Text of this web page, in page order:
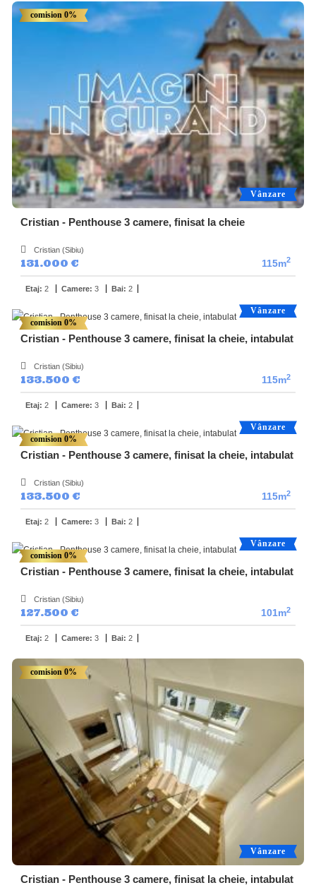
Vânzare
comision 0%
Cristian - Penthouse 3 camere, finisat la cheie
Cristian (Sibiu)
131.000 € 115m2
Etaj: 2 Camere: 3 Bai: 2
Vânzare
comision 0%
Cristian - Penthouse 3 camere, finisat la cheie, intabulat
Cristian (Sibiu)
133.500 € 115m2
Etaj: 2 Camere: 3 Bai: 2
Vânzare
comision 0%
Cristian - Penthouse 3 camere, finisat la cheie, intabulat
Cristian (Sibiu)
133.500 € 115m2
Etaj: 2 Camere: 3 Bai: 2
Vânzare
comision 0%
Cristian - Penthouse 3 camere, finisat la cheie, intabulat
Cristian (Sibiu)
127.500 € 101m2
Etaj: 2 Camere: 3 Bai: 2
Vânzare
comision 0%
Cristian - Penthouse 3 camere, finisat la cheie, intabulat